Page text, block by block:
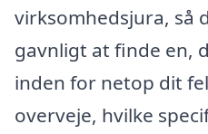
virksomhedsjura, så
gavnligt at finde en,
inden for netop dit
overveje, hvilke